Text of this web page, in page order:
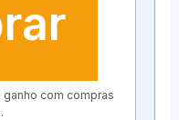
ganho com compras